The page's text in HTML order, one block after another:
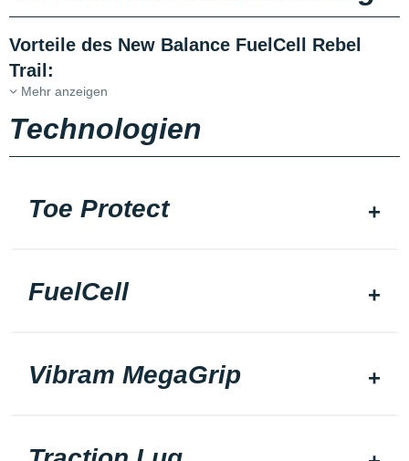
Vorteile des New Balance FuelCell Rebel
Trail:
Mehr anzeigen
Technologien
Toe Protect
FuelCell
Vibram MegaGrip